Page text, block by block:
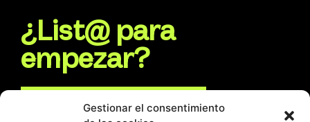
Gestionar el consentimiento
¿List@ para
empezar?